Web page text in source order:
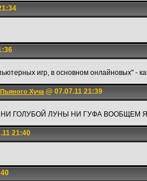
игр, в основном онлайновых" -
Хуча@ 07.07.11 21:39
ГОЛУБОЙ ЛУНЫ НИ ГУФА ВООБЩЕМ
21:40